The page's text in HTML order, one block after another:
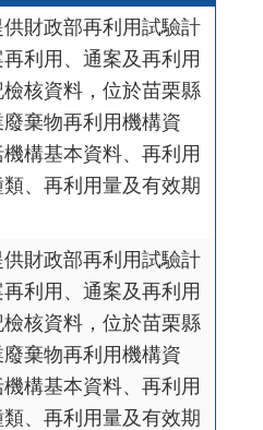
財政部再利用試驗計
利用、通案及再利用
核資料，位於苗栗縣
棄物再利用機構資
構基本資料、再利用
、再利用量及有效期
財政部再利用試驗計
利用、通案及再利用
核資料，位於苗栗縣
棄物再利用機構資
構基本資料、再利用
、再利用量及有效期